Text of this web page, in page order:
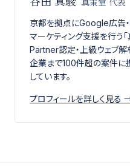
京都を拠点にGoogle広告
マーケティング支援を行う
Partner認定・上級ウェブ解
企業まで100件超の案件に
しています。
プロフィールを詳しく見る